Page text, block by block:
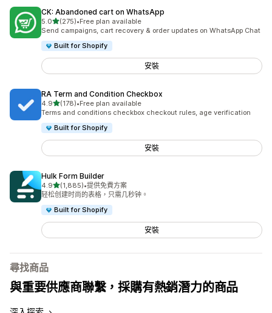
CK: Abandoned cart on WhatsApp
5.0滿分 5 顆星
(275)
共有 275 則評價
•Free plan available
Send campaigns, cart recovery & order updates on WhatsApp Chat
Built for Shopify
安裝
RA Term and Condition Checkbox
4.9滿分 5 顆星
(178)
共有 178 則評價
•Free plan available
Terms and conditions checkbox checkout rules, age verification
Built for Shopify
安裝
Hulk Form Builder
4.9滿分 5 顆星
(1,885)
共有 1885 則評價
•提供免費方案
轻松创建时尚的表格，只需几秒钟。
Built for Shopify
安裝
尋找商品
與重要供應商聯繫，採購有熱銷潛力的商品